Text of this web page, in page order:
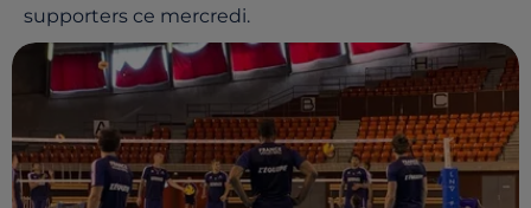
supporters ce mercredi.